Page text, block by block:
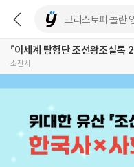
『이세계 탐험단 조선왕조실록
(책과랩핑)
소진시